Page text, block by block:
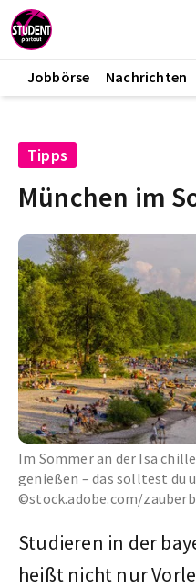
Jobbörse Nachrichten
Tipps
München im
Im Sommer an der Isa
genießen – das solltest du
©stock.adobe.com/
Studieren in der
heißt nicht nur